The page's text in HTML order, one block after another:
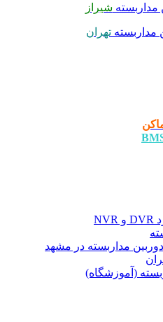
شیراز
تهران
مداربسته در مشهد
(آموزشگاه)